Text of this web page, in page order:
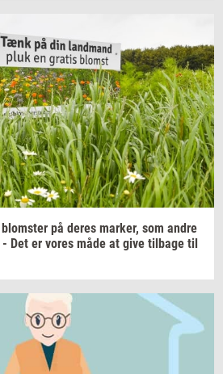
blom­ster på deres mar­ker, som andre
- Det er vores måde at give til­ba­ge til